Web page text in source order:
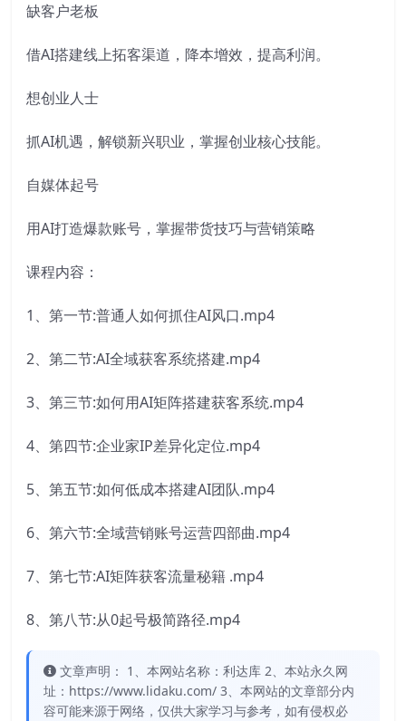
缺客户老板
借AI搭建线上拓客渠道，降本增效，提高利润。
想创业人士
抓AI机遇，解锁新兴职业，掌握创业核心技能。
自媒体起号
用AI打造爆款账号，掌握带货技巧与营销策略
课程内容：
1、第一节:普通人如何抓住AI风口.mp4
2、第二节:AI全域获客系统搭建.mp4
3、第三节:如何用AI矩阵搭建获客系统.mp4
4、第四节:企业家IP差异化定位.mp4
5、第五节:如何低成本搭建AI团队.mp4
6、第六节:全域营销账号运营四部曲.mp4
7、第七节:AI矩阵获客流量秘籍 .mp4
8、第八节:从0起号极简路径.mp4
文章声明： 1、本网站名称：利达库 2、本站永久网
址：https://www.lidaku.com/ 3、本网站的文章部分内
容可能来源于网络，仅供大家学习与参考，如有侵权必